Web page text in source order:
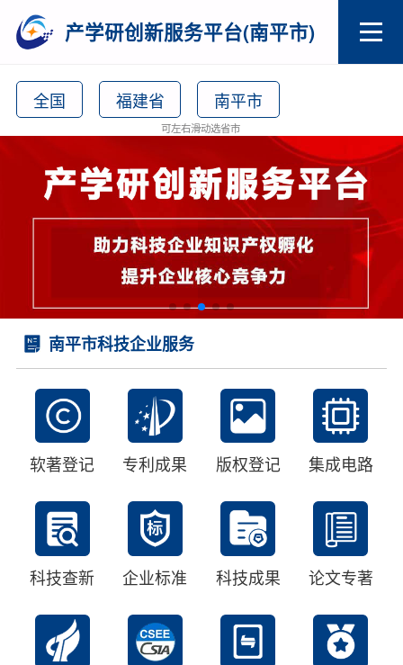
产学研创新服务平台(南平市)
全国 福建省 南平市
可左右滑动选省市
南平市科技企业服务
软著登记 专利成果 版权登记 集成电路
科技查新 企业标准 科技成果 论文专著